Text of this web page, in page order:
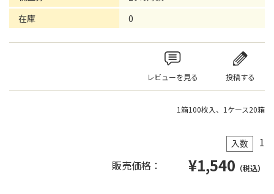
在庫
0
レビューを見る 投稿する
1箱100枚入、1ケース20箱
入数
1
販売価格：
¥1,540 （税込）